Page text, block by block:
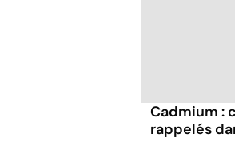
Cadmium :
rappelés